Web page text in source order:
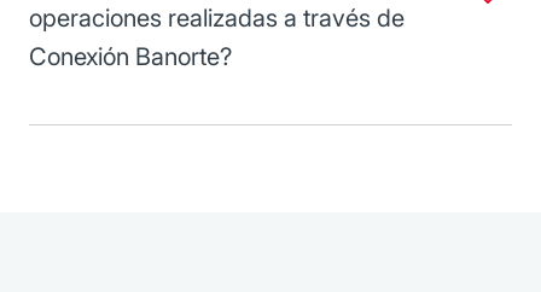
operaciones realizadas a través de
Conexión Banorte?